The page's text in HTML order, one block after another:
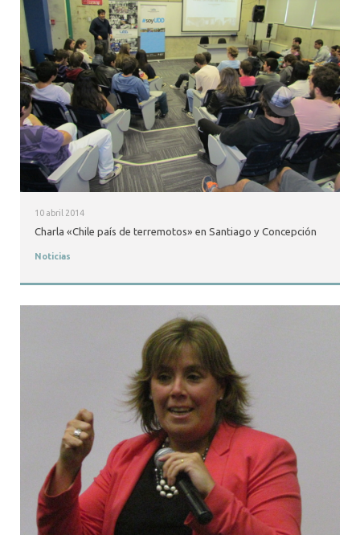
10 abril 2014
Charla «Chile país de terremotos» en Santiago y Concepción
Noticias